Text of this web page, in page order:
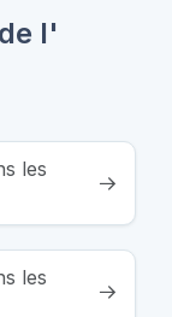
l'
les
les